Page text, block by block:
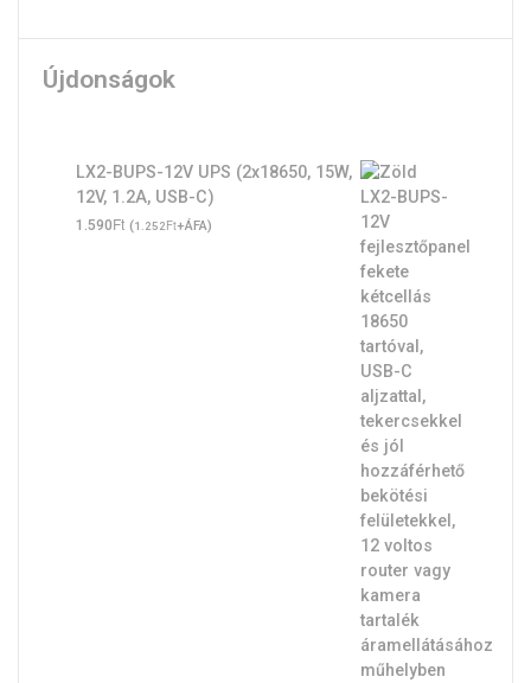
Újdonságok
LX2-BUPS-12V UPS (2x18650, 15W,
12V, 1.2A, USB-C)
1.590Ft (1.252Ft+ÁFA)